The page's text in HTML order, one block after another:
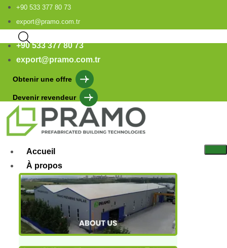
+90 533 377 80 73
export@pramo.com.tr
+90 533 377 80 73
export@pramo.com.tr
Obtenir une offre
Devenir revendeur
Accueil
À propos